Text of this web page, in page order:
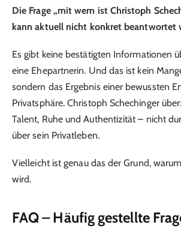
Die Frage „mit wem ist Christoph
kann aktuell nicht konkret beantwortet
Es gibt keine bestätigten Informationen
eine Ehepartnerin. Und das ist kein
sondern das Ergebnis einer bewussten
Privatsphäre. Christoph Schechinger
Talent, Ruhe und Authentizität – nicht
über sein Privatleben.
Vielleicht ist genau das der Grund,
wird.
FAQ – Häufig gestellte